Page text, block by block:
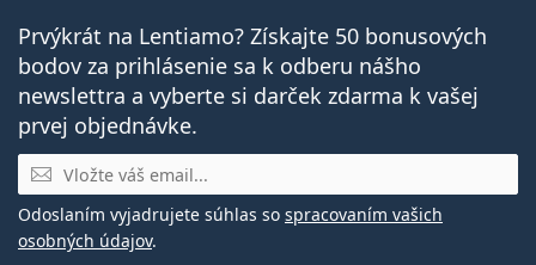
Prvýkrát na Lentiamo? Získajte 50 bonusových
bodov za prihlásenie sa k odberu nášho
newslettra a vyberte si darček zdarma k vašej
prvej objednávke.
E-mail
Odoslaním vyjadrujete súhlas so spracovaním vašich
osobných údajov.